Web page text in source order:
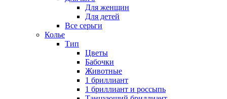
Для женщин
Для детей
Все серьги
Колье
Тип
Цветы
Бабочки
Животные
1 бриллиант
1 бриллиант и россыпь